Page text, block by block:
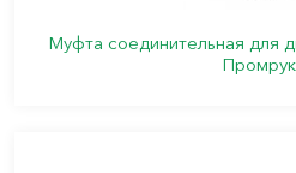
Муфта соединительная для